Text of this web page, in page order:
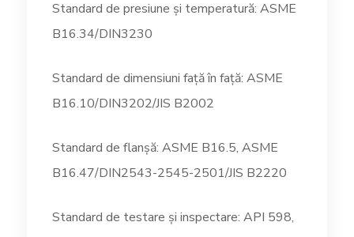
Standard de presiune și temperatură: ASME
B16.34/DIN3230
Standard de dimensiuni față în față: ASME
B16.10/DIN3202/JIS B2002
Standard de flanșă: ASME B16.5, ASME
B16.47/DIN2543-2545-2501/JIS B2220
Standard de testare și inspectare: API 598,